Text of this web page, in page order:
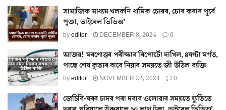
সামাজিক মাধ্যম খলকনি ধাৰ্মিক চোৰৰ, চোৰ কৰাৰ পূৰ্বে
পূজা, ভাইৰেল ভিডিঅ’
byeditor DECEMBER 8, 2024 0
আজৱ! মৰণোত্তৰ পৰীক্ষাৰ ৰিপোৰ্টো দাখিল, ৪ঘণ্টা মৰ্গত,
পাছে শেষ কৃত্যৰ বাবে নিয়াৰ সময়তে জী উঠিল ব্যক্তি
byeditor NOVEMBER 22, 2024 0
জেচিবি-ঘৰৰ চাদৰ পৰা দৰাৰ ওলোৱাৰ সময়তে ফুৰ্তিতে